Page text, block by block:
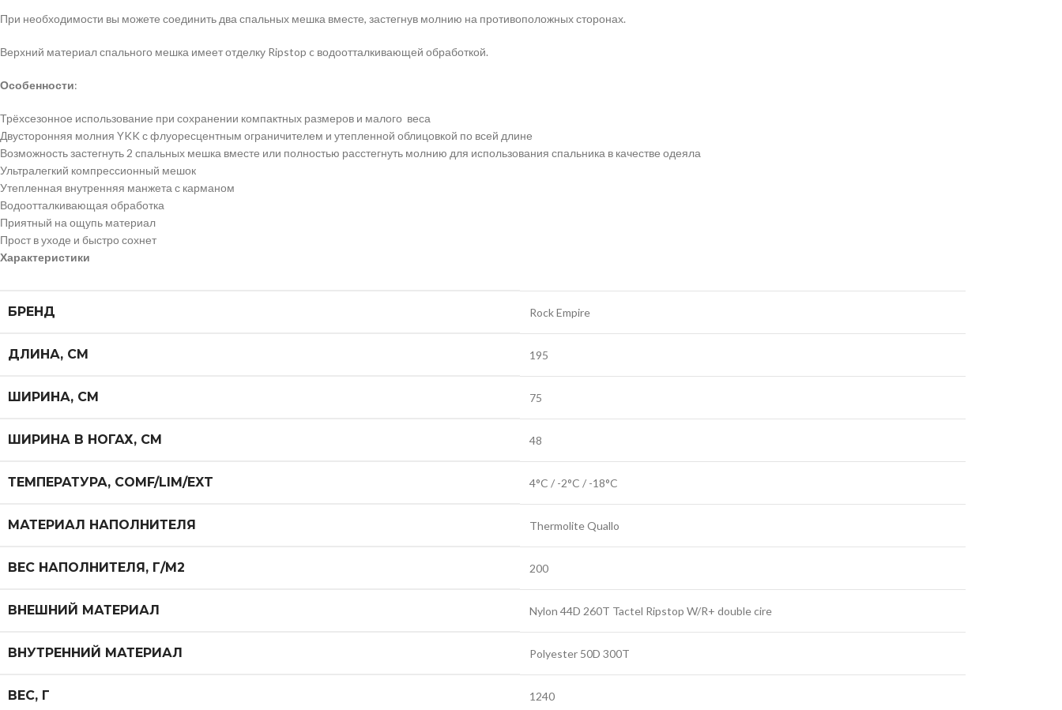
При необходимости вы можете соединить два спальных мешка вместе, застегнув молнию на противоположных сторонах.
Верхний материал спального мешка имеет отделку Ripstop c водоотталкивающей обработкой.
Особенности:
Трёхсезонное использование при сохранении компактных размеров и малого веса
Двусторонняя молния YKK с флуоресцентным ограничителем и утепленной облицовкой по всей длине
Возможность застегнуть 2 спальных мешка вместе или полностью расстегнуть молнию для использования спальника в качестве одеяла
Ультралегкий компрессионный мешок
Утепленная внутренняя манжета с карманом
Водоотталкивающая обработка
Приятный на ощупь материал
Прост в уходе и быстро сохнет
Характеристики
БРЕНД Rock Empire
ДЛИНА, СМ 195
ШИРИНА, СМ 75
ШИРИНА В НОГАХ, СМ 48
ТЕМПЕРАТУРА, COMF/LIM/EXT 4°C / -2°C / -18°C
МАТЕРИАЛ НАПОЛНИТЕЛЯ Thermolite Quallo
ВЕС НАПОЛНИТЕЛЯ, Г/М2 200
ВНЕШНИЙ МАТЕРИАЛ Nylon 44D 260T Tactel Ripstop W/R+ double cire
ВНУТРЕННИЙ МАТЕРИАЛ Polyester 50D 300T
ВЕС, Г 1240